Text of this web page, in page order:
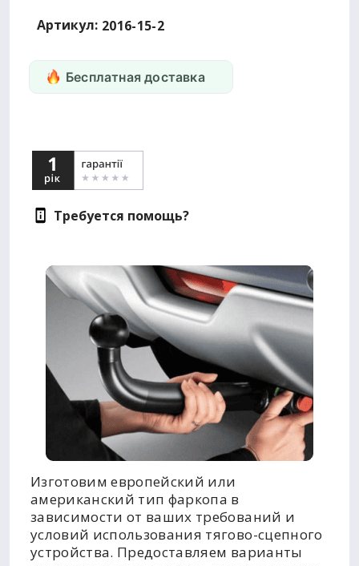
Артикул: 2016-15-2
Бесплатная доставка
Требуется помощь?
Изготовим европейский или
американский тип фаркопа в
зависимости от ваших требований и
условий использования тягово-сцепного
устройства. Предоставляем варианты